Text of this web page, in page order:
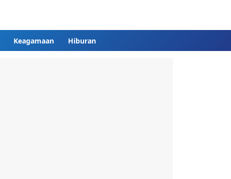
Keagamaan Hiburan